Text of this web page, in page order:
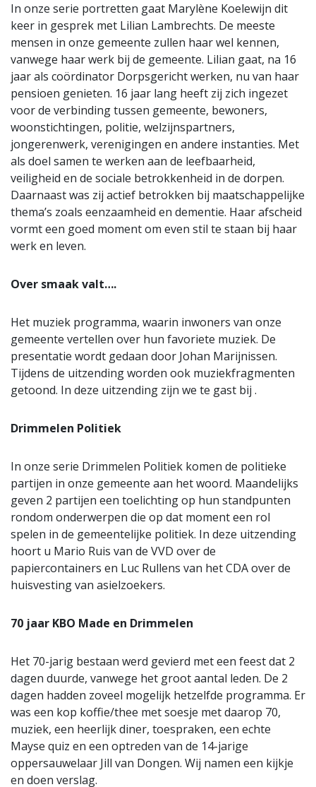
In onze serie portretten gaat Marylène Koelewijn dit
keer in gesprek met Lilian Lambrechts. De meeste
mensen in onze gemeente zullen haar wel kennen,
vanwege haar werk bij de gemeente. Lilian gaat, na 16
jaar als coördinator Dorpsgericht werken, nu van haar
pensioen genieten. 16 jaar lang heeft zij zich ingezet
voor de verbinding tussen gemeente, bewoners,
woonstichtingen, politie, welzijnspartners,
jongerenwerk, verenigingen en andere instanties. Met
als doel samen te werken aan de leefbaarheid,
veiligheid en de sociale betrokkenheid in de dorpen.
Daarnaast was zij actief betrokken bij maatschappelijke
thema’s zoals eenzaamheid en dementie. Haar afscheid
vormt een goed moment om even stil te staan bij haar
werk en leven.
Over smaak valt….
Het muziek programma, waarin inwoners van onze
gemeente vertellen over hun favoriete muziek. De
presentatie wordt gedaan door Johan Marijnissen.
Tijdens de uitzending worden ook muziekfragmenten
getoond. In deze uitzending zijn we te gast bij .
Drimmelen Politiek
In onze serie Drimmelen Politiek komen de politieke
partijen in onze gemeente aan het woord. Maandelijks
geven 2 partijen een toelichting op hun standpunten
rondom onderwerpen die op dat moment een rol
spelen in de gemeentelijke politiek. In deze uitzending
hoort u Mario Ruis van de VVD over de
papiercontainers en Luc Rullens van het CDA over de
huisvesting van asielzoekers.
70 jaar KBO Made en Drimmelen
Het 70-jarig bestaan werd gevierd met een feest dat 2
dagen duurde, vanwege het groot aantal leden. De 2
dagen hadden zoveel mogelijk hetzelfde programma. Er
was een kop koffie/thee met soesje met daarop 70,
muziek, een heerlijk diner, toespraken, een echte
Mayse quiz en een optreden van de 14-jarige
oppersauwelaar Jill van Dongen. Wij namen een kijkje
en doen verslag.